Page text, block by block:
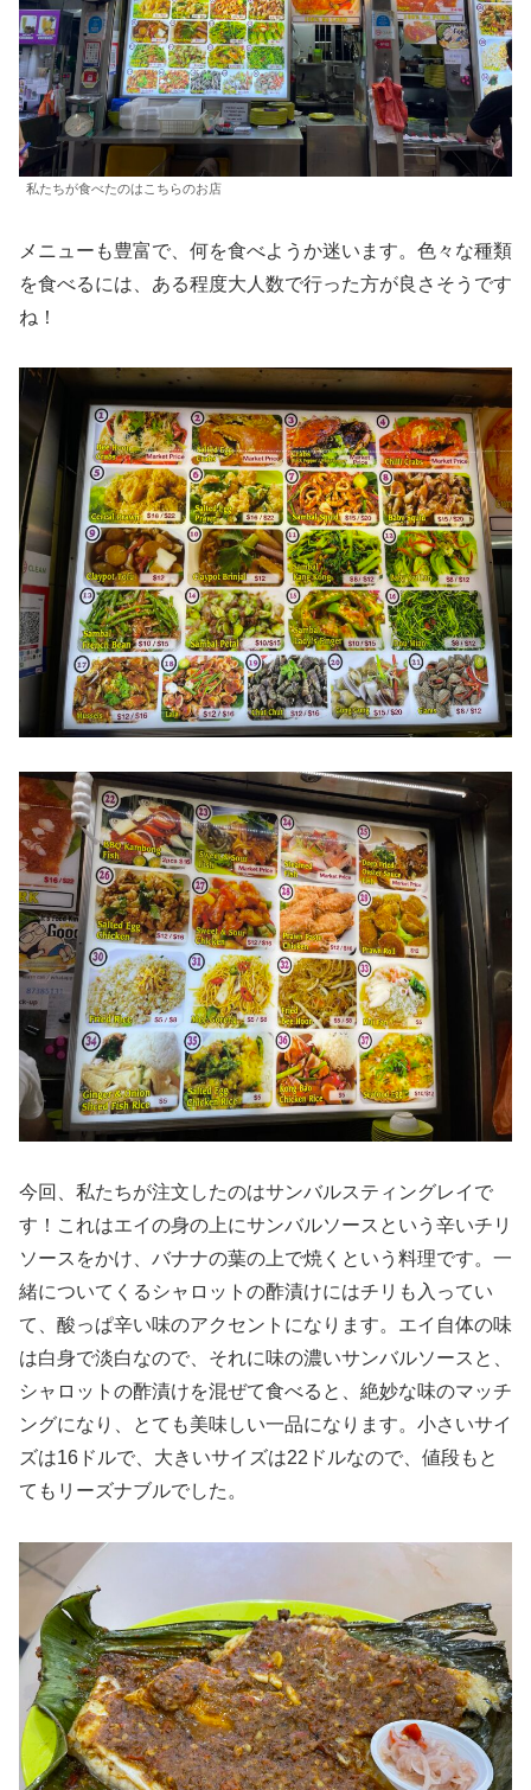
私たちが食べたのはこちらのお店
メニューも豊富で、何を食べようか迷います。色々な種類
を食べるには、ある程度大人数で行った方が良さそうです
ね！
今回、私たちが注文したのはサンバルスティングレイで
す！これはエイの身の上にサンバルソースという辛いチリ
ソースをかけ、バナナの葉の上で焼くという料理です。一
緒についてくるシャロットの酢漬けにはチリも入ってい
て、酸っぱ辛い味のアクセントになります。エイ自体の味
は白身で淡白なので、それに味の濃いサンバルソースと、
シャロットの酢漬けを混ぜて食べると、絶妙な味のマッチ
ングになり、とても美味しい一品になります。小さいサイ
ズは16ドルで、大きいサイズは22ドルなので、値段もと
てもリーズナブルでした。